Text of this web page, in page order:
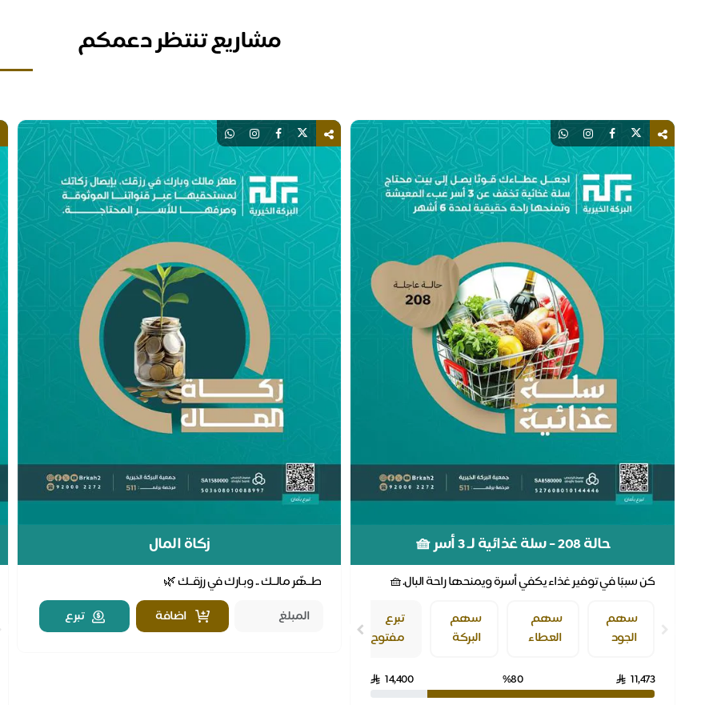
مشاريع تنتظر دعمكم
حالة 208 - سلة غذائية لـ 3 أسر 🧺
كن سببًا في توفير غذاء يكفي أسرة ويمنحها راحة البال.🧺
سهم
الجود
سهم
العطاء
سهم
البركة
تبرع
مفتوح
11,473
%80
14,400
زكاة المال
طــهّر مالــك .. وبـارك في رزقــك 🌿
اضافة
تبرع